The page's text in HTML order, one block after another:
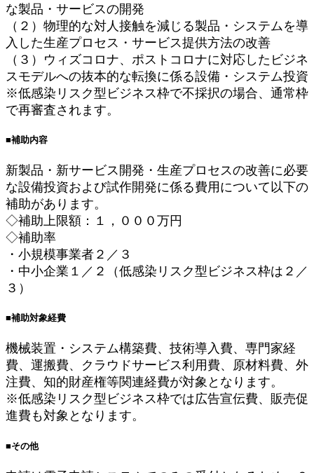
な製品・サービスの開発
（２）物理的な対人接触を減じる製品・システムを導
入した生産プロセス・サービス提供方法の改善
（３）ウィズコロナ、ポストコロナに対応したビジネ
スモデルへの抜本的な転換に係る設備・システム投資
※低感染リスク型ビジネス枠で不採択の場合、通常枠
で再審査されます。
■補助内容
新製品・新サービス開発・生産プロセスの改善に必要
な設備投資および試作開発に係る費用について以下の
補助があります。
◇補助上限額：１，０００万円
◇補助率
・小規模事業者２／３
・中小企業１／２（低感染リスク型ビジネス枠は２／
３）
■補助対象経費
機械装置・システム構築費、技術導入費、専門家経
費、運搬費、クラウドサービス利用費、原材料費、外
注費、知的財産権等関連経費が対象となります。
※低感染リスク型ビジネス枠では広告宣伝費、販売促
進費も対象となります。
■その他